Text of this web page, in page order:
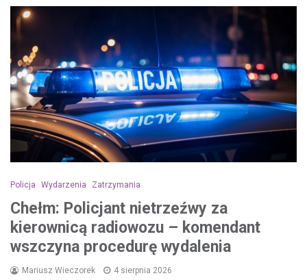
Policja Wydarzenia Zatrzymania
Chełm: Policjant nietrzeźwy za
kierownicą radiowozu – komendant
wszczyna procedurę wydalenia
Mariusz Wieczorek 4 sierpnia 2026